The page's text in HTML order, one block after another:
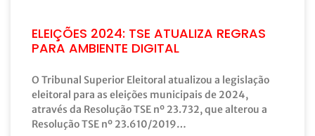
ELEIÇÕES 2024: TSE ATUALIZA REGRAS
PARA AMBIENTE DIGITAL
O Tribunal Superior Eleitoral atualizou a legislação
eleitoral para as eleições municipais de 2024,
através da Resolução TSE nº 23.732, que alterou a
Resolução TSE nº 23.610/2019…